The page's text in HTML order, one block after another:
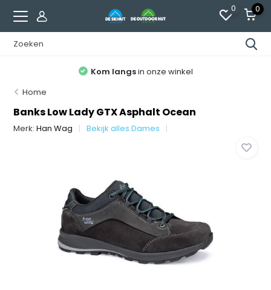
0 0
Kom langsin onze winkel
Home
Banks Low Lady GTX Asphalt Ocean
Merk:Han Wag Bekijk alles Dames